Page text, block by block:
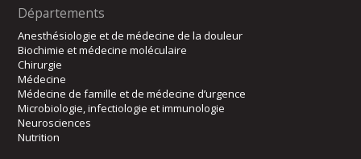
Départements
Anesthésiologie et de médecine de la douleur
Biochimie et médecine moléculaire
Chirurgie
Médecine
Médecine de famille et de médecine d’urgence
Microbiologie, infectiologie et immunologie
Neurosciences
Nutrition